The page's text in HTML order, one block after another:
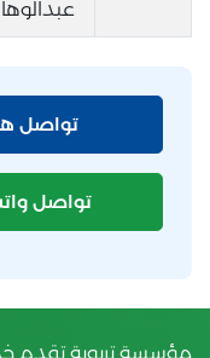
تواصل
تواصل
مؤسسة تربوية تقدم